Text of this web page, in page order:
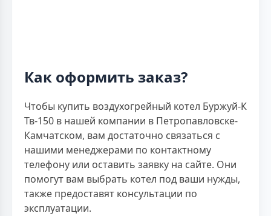
Как оформить заказ?
Чтобы купить воздухогрейный котел Буржуй-К
Тв-150 в нашей компании в Петропавловске-
Камчатском, вам достаточно связаться с
нашими менеджерами по контактному
телефону или оставить заявку на сайте. Они
помогут вам выбрать котел под ваши нужды,
также предоставят консультации по
эксплуатации.